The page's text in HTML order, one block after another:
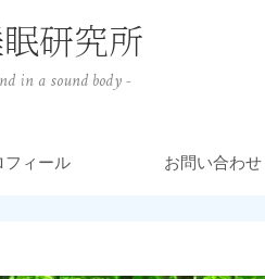
研究所
in a sound body -
フィール お問い合わせ